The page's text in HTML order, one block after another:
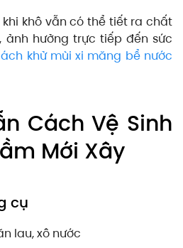
khô vẫn có thể tiết ra chất
ảnh hưởng trực tiếp đến sức
khử mùi xi măng bể nước
Cách Vệ Sinh
Mới Xây
cụ
lau, xô nước